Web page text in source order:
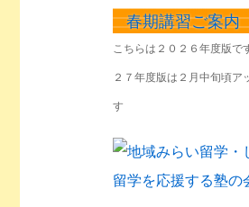
春期講習ご案内
こちらは２０２６年度版で
２７年度版は２月中旬頃ア
す